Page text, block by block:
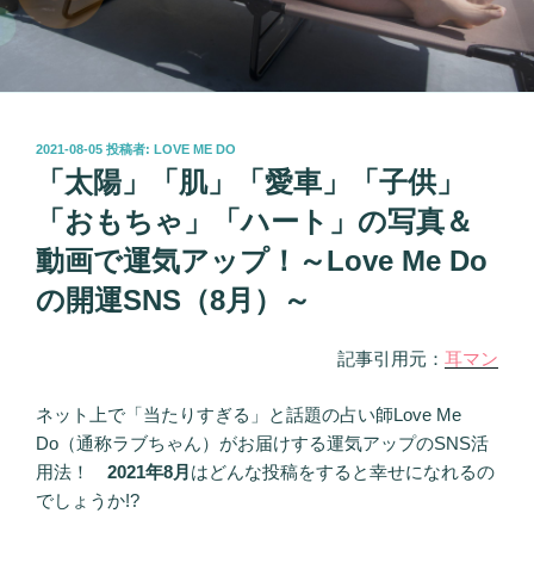
投
2021-08-05 投稿者: LOVE ME DO
「太陽」「肌」「愛車」「子供」
「おもちゃ」「ハート」の写真＆
動画で運気アップ！～Love Me Do
の開運SNS（8月）～
記事引用元： 耳マン
ネット上で「当たりすぎる」と話題の占い師Love Me
Do（通称ラブちゃん）がお届けする運気アップのSNS活
用法！ 2021年8月 はどんな投稿をすると幸せになれるの
でしょうか!?